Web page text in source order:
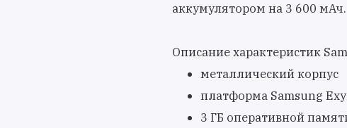
аккумулятором на 3 600 мАч.
Описание характеристик
металлический корпус
платформа Samsung
3 ГБ оперативной